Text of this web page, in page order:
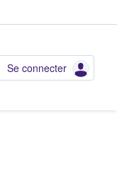
Se connecter